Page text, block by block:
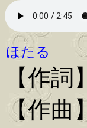
ほたる
【作
【作曲